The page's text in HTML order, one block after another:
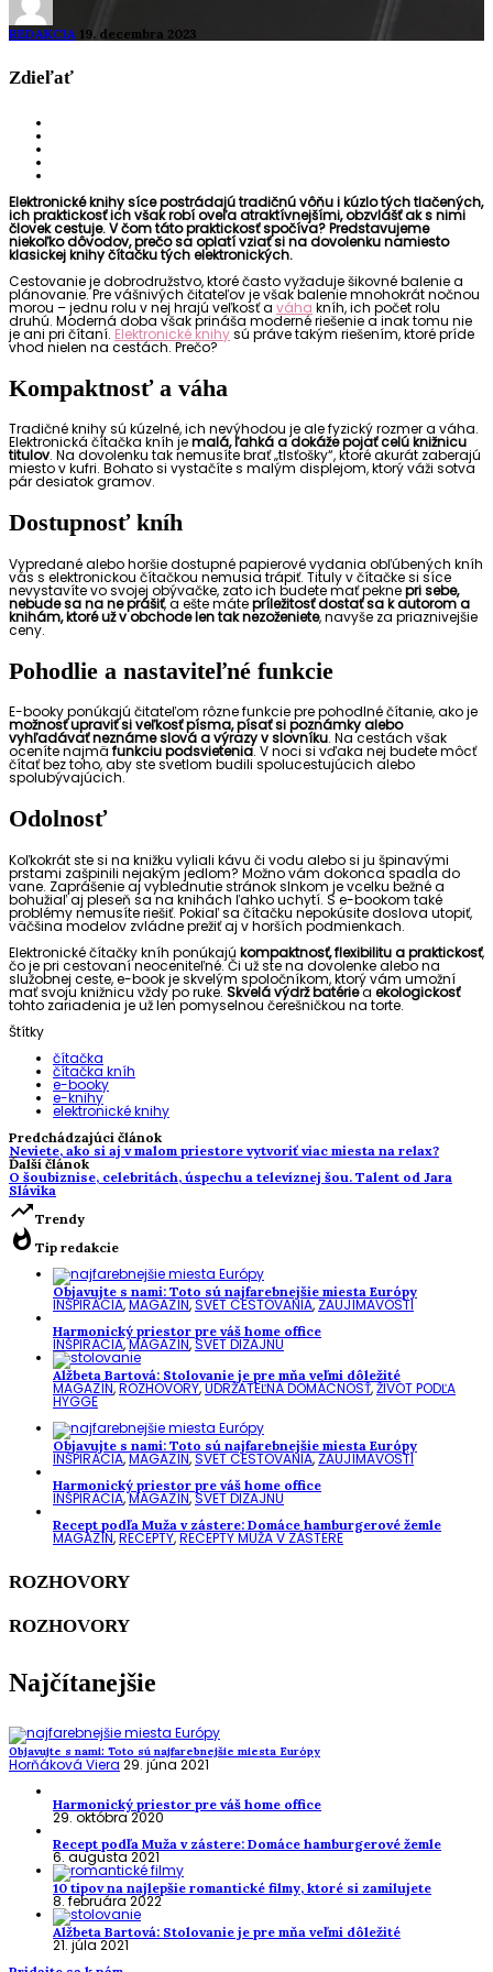
REDAKCIA 19. decembra 2023
Zdieľať
Elektronické knihy síce postrádajú tradičnú vôňu i kúzlo tých tlačených,
ich praktickosť ich však robí oveľa atraktívnejšími, obzvlášť ak s nimi
človek cestuje. V čom táto praktickosť spočíva? Predstavujeme
niekoľko dôvodov, prečo sa oplatí vziať si na dovolenku namiesto
klasickej knihy čítačku tých elektronických.
Cestovanie je dobrodružstvo, ktoré často vyžaduje šikovné balenie a
plánovanie. Pre vášnivých čitateľov je však balenie mnohokrát nočnou
morou – jednu rolu v nej hrajú veľkosť a váha kníh, ich počet rolu
druhú. Moderná doba však prináša moderné riešenie a inak tomu nie
je ani pri čítaní. Elektronické knihysú práve takým riešením, ktoré príde
vhod nielen na cestách. Prečo?
Kompaktnosť a váha
Tradičné knihy sú kúzelné, ich nevýhodou je ale fyzický rozmer a váha.
Elektronická čítačka kníh jemalá, ľahká a dokáže pojať celú knižnicu
titulov. Na dovolenku tak nemusíte brať „tlsťošky“, ktoré akurát zaberajú
miesto v kufri. Bohato si vystačíte s malým displejom, ktorý váži sotva
pár desiatok gramov.
Dostupnosť kníh
Vypredané alebo horšie dostupné papierové vydania obľúbených kníh
vás s elektronickou čítačkou nemusia trápiť. Tituly v čítačke si síce
nevystavíte vo svojej obývačke, zato ich budete mať peknepri sebe,
nebude sa na ne prášiť, a ešte mátepríležitosť dostať sa k autorom a
knihám, ktoré už v obchode len tak nezoženiete, navyše za priaznivejšie
ceny.
Pohodlie a nastaviteľné funkcie
E-booky ponúkajú čitateľom rôzne funkcie pre pohodlné čítanie, ako je
možnosť upraviť si veľkosť písma, písať si poznámky alebo
vyhľadávať neznáme slová a výrazy v slovníku. Na cestách však
oceníte najmä funkciupodsvietenia. V noci si vďaka nej budete môcť
čítať bez toho, aby ste svetlom budili spolucestujúcich alebo
spolubývajúcich.
Odolnosť
Koľkokrát ste si na knižku vyliali kávu či vodu alebo si ju špinavými
prstami zašpinili nejakým jedlom? Možno vám dokonca spadla do
vane. Zaprášenie aj vyblednutie stránok slnkom je vcelku bežné a
bohužiaľ aj pleseň sa na knihách ľahko uchytí. S e-bookom také
problémy nemusíte riešiť. Pokiaľ sa čítačku nepokúsite doslova utopiť,
väčšina modelov zvládne prežiť aj v horších podmienkach.
Elektronické čítačky kníh ponúkajú kompaktnosť, flexibilitu a praktickosť,
čo je pri cestovaní neoceniteľné. Či už ste na dovolenke alebo na
služobnej ceste, e-book je skvelým spoločníkom, ktorý vám umožní
mať svoju knižnicu vždy po ruke. Skvelá výdrž batériea ekologickosť
tohto zariadenia je už len pomyselnou čerešničkou na torte.
Štítky
čítačka
čítačka kníh
e-booky
e-knihy
elektronické knihy
Predchádzajúci článok
Neviete, ako si aj v malom priestore vytvoriť viac miesta na relax?
Ďalší článok
O šoubiznise, celebritách, úspechu a televíznej šou. Talent od Jara
Slávika
trending_upTrendy
whatshot Tip redakcie
Objavujte s nami: Toto sú najfarebnejšie miesta Európy
INŠPIRÁCIA,MAGAZÍN,SVET CESTOVANIA,ZAUJÍMAVOSTI
Harmonický priestor pre váš home office
INŠPIRÁCIA,MAGAZÍN,SVET DIZAJNU
Alžbeta Bartová: Stolovanie je pre mňa veľmi dôležité
MAGAZÍN,ROZHOVORY,UDRŽATEĽNÁ DOMÁCNOSŤ,ŽIVOT PODĽA
HYGGE
Objavujte s nami: Toto sú najfarebnejšie miesta Európy
INŠPIRÁCIA,MAGAZÍN,SVET CESTOVANIA,ZAUJÍMAVOSTI
Harmonický priestor pre váš home office
INŠPIRÁCIA,MAGAZÍN,SVET DIZAJNU
Recept podľa Muža v zástere: Domáce hamburgerové žemle
MAGAZÍN,RECEPTY,RECEPTY MUŽA V ZÁSTERE
ROZHOVORY
ROZHOVORY
Najčítanejšie
Objavujte s nami: Toto sú najfarebnejšie miesta Európy
Horňáková Viera 29. júna 2021
Harmonický priestor pre váš home office
29. októbra 2020
Recept podľa Muža v zástere: Domáce hamburgerové žemle
6. augusta 2021
10 tipov na najlepšie romantické filmy, ktoré si zamilujete
8. februára 2022
Alžbeta Bartová: Stolovanie je pre mňa veľmi dôležité
21. júla 2021